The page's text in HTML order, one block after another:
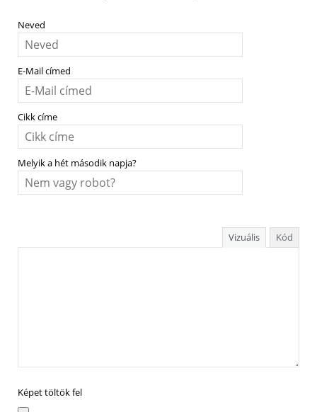
Neved
E-Mail címed
Cikk címe
Melyik a hét második napja?
Vizuális Kód
Képet töltök fel